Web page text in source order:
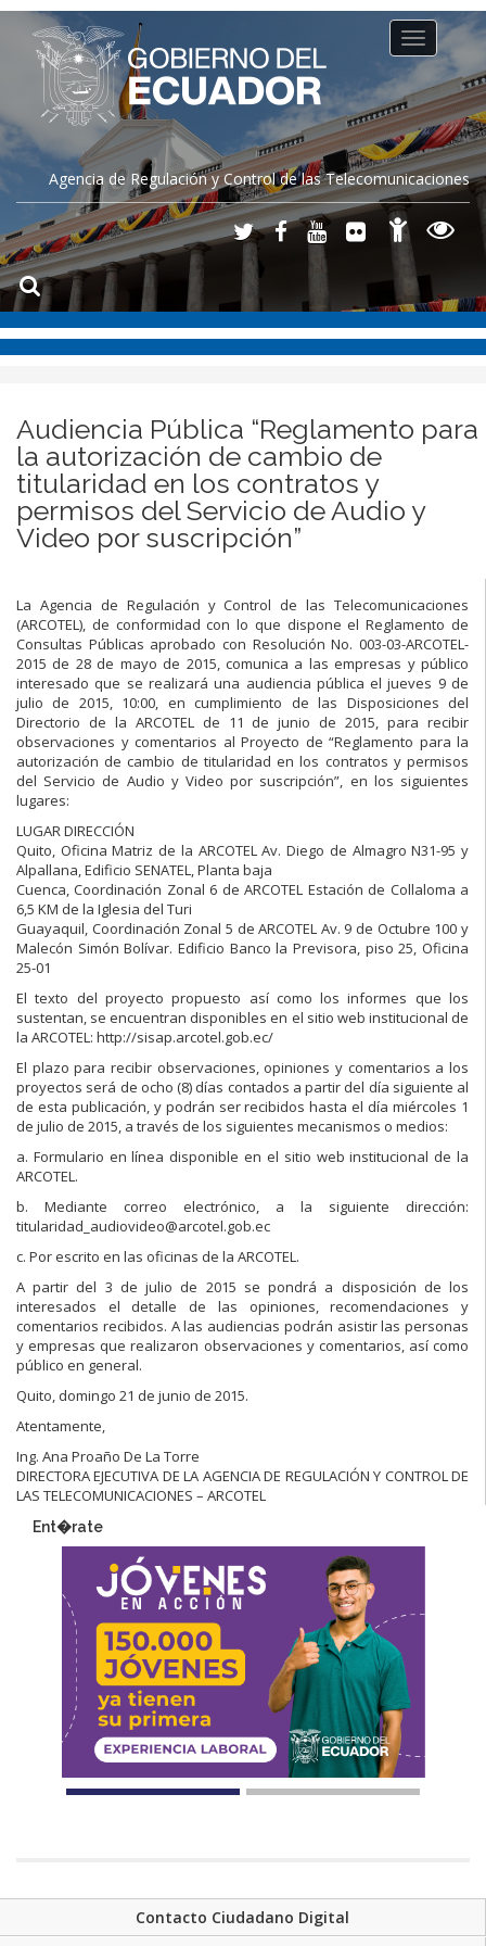
Agencia de Regulación y Control de las Telecomunicaciones
Toggle
navigation
Audiencia Pública “Reglamento para
la autorización de cambio de
titularidad en los contratos y
permisos del Servicio de Audio y
Video por suscripción”
La Agencia de Regulación y Control de las Telecomunicaciones
(ARCOTEL), de conformidad con lo que dispone el Reglamento de
Consultas Públicas aprobado con Resolución No. 003-03-ARCOTEL-
2015 de 28 de mayo de 2015, comunica a las empresas y público
interesado que se realizará una audiencia pública el jueves 9 de
julio de 2015, 10:00, en cumplimiento de las Disposiciones del
Directorio de la ARCOTEL de 11 de junio de 2015, para recibir
observaciones y comentarios al Proyecto de “Reglamento para la
autorización de cambio de titularidad en los contratos y permisos
del Servicio de Audio y Video por suscripción”, en los siguientes
lugares:
LUGAR DIRECCIÓN
Quito, Oficina Matriz de la ARCOTEL Av. Diego de Almagro N31-95 y
Alpallana, Edificio SENATEL, Planta baja
Cuenca, Coordinación Zonal 6 de ARCOTEL Estación de Collaloma a
6,5 KM de la Iglesia del Turi
Guayaquil, Coordinación Zonal 5 de ARCOTEL Av. 9 de Octubre 100 y
Malecón Simón Bolívar. Edificio Banco la Previsora, piso 25, Oficina
25-01
El texto del proyecto propuesto así como los informes que los
sustentan, se encuentran disponibles en el sitio web institucional de
la ARCOTEL: http://sisap.arcotel.gob.ec/
El plazo para recibir observaciones, opiniones y comentarios a los
proyectos será de ocho (8) días contados a partir del día siguiente al
de esta publicación, y podrán ser recibidos hasta el día miércoles 1
de julio de 2015, a través de los siguientes mecanismos o medios:
a. Formulario en línea disponible en el sitio web institucional de la
ARCOTEL.
b. Mediante correo electrónico, a la siguiente dirección:
titularidad_audiovideo@arcotel.gob.ec
c. Por escrito en las oficinas de la ARCOTEL.
A partir del 3 de julio de 2015 se pondrá a disposición de los
interesados el detalle de las opiniones, recomendaciones y
comentarios recibidos. A las audiencias podrán asistir las personas
y empresas que realizaron observaciones y comentarios, así como
público en general.
Quito, domingo 21 de junio de 2015.
Atentamente,
Ing. Ana Proaño De La Torre
DIRECTORA EJECUTIVA DE LA AGENCIA DE REGULACIÓN Y CONTROL DE
LAS TELECOMUNICACIONES – ARCOTEL
Ent�rate
Contacto Ciudadano Digital